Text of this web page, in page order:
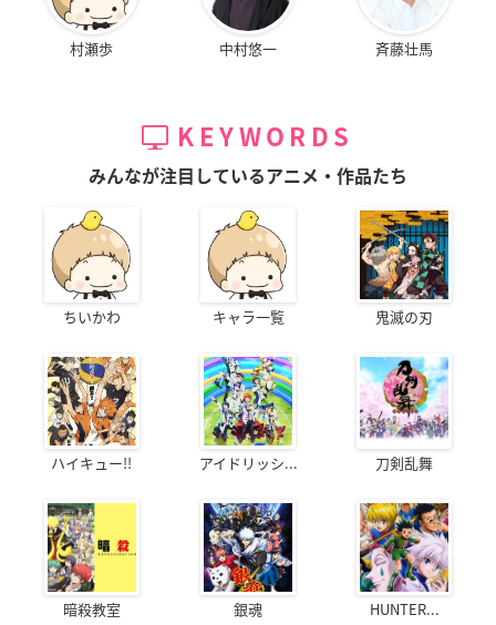
村瀬歩 中村悠一 斉藤壮馬
KEYWORDS
みんなが注目しているアニメ・作品たち
ちいかわ キャラ一覧 鬼滅の刃
ハイキュー!! アイドリッシ... 刀剣乱舞
暗殺教室 銀魂 HUNTER...